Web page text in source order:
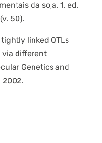
da soja. 1. ed.
50).
tightly linked QTLs
via different
Genetics and
2002.